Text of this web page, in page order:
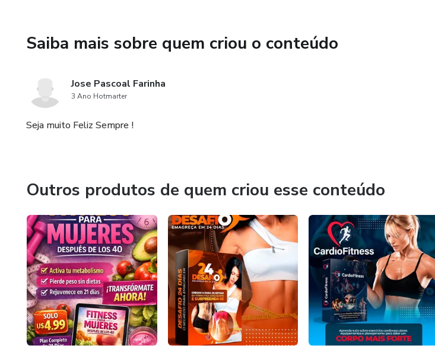
Saiba mais sobre quem criou o conteúdo
Jose Pascoal Farinha
3 Ano Hotmarter
Seja muito Feliz Sempre !
Outros produtos de quem criou esse conteúdo